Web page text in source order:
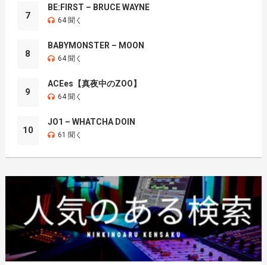
7
BE:FIRST – BRUCE WAYNE
64 聞く
8
BABYMONSTER – MOON
64 聞く
9
ACEes【真夜中のZOO】
64 聞く
10
JO1 – WHATCHA DOIN
61 聞く